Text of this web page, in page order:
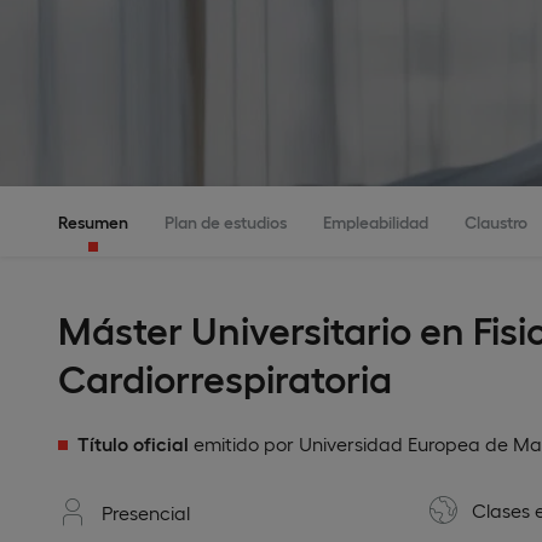
Resumen Plan de estudios Empleabilidad Claustro
Máster Universitario en
Cardiorrespiratoria
Título oficial emitido por Universidad Europea de
Presencial Clases